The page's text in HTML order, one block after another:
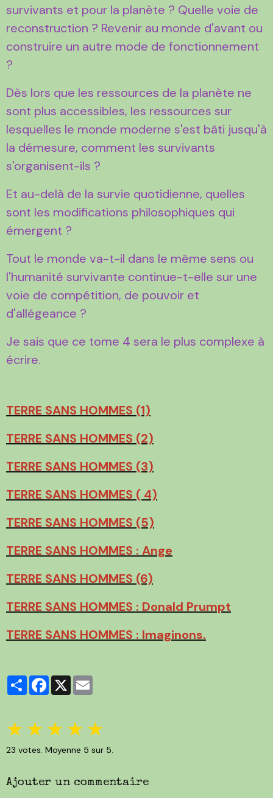
survivants et pour la planète ? Quelle voie de
reconstruction ? Revenir au monde d'avant ou
construire un autre mode de fonctionnement
?
Dès lors que les ressources de la planète ne
sont plus accessibles, les ressources sur
lesquelles le monde moderne s'est bâti jusqu'à
la démesure, comment les survivants
s'organisent-ils ?
Et au-delà de la survie quotidienne, quelles
sont les modifications philosophiques qui
émergent ?
Tout le monde va-t-il dans le même sens ou
l'humanité survivante continue-t-elle sur une
voie de compétition, de pouvoir et
d'allégeance ?
Je sais que ce tome 4 sera le plus complexe à
écrire.
TERRE SANS HOMMES (1)
TERRE SANS HOMMES (2)
TERRE SANS HOMMES (3)
TERRE SANS HOMMES ( 4)
TERRE SANS HOMMES (5)
TERRE SANS HOMMES : Ange
TERRE SANS HOMMES (6)
TERRE SANS HOMMES : Donald Prumpt
TERRE SANS HOMMES : Imaginons.
PartagerFacebook
X
★ ★ ★ ★ ★
23 votes. Moyenne 5 sur 5.
Ajouter un commentaire